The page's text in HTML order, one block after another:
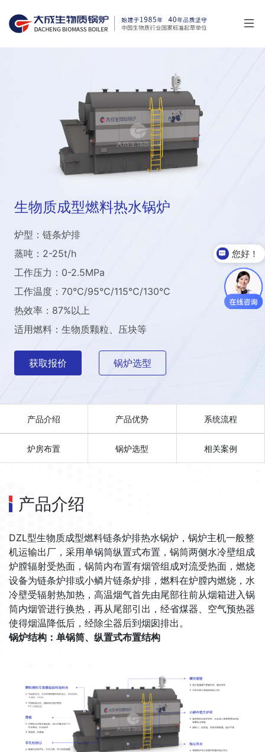
生物质成型燃料热水锅炉
炉型：链条炉排
蒸吨：2-25t/h
工作压力：0-2.5MPa
工作温度：70℃/95℃/115℃/130℃
热效率：87%以上
适用燃料：生物质颗粒、压块等
获取报价 锅炉选型
产品介绍 产品优势 系统流程
炉房布置 锅炉选型 相关案例
产品介绍
DZL型生物质成型燃料链条炉排热水锅炉，锅炉主机一般整
机运输出厂，采用单锅筒纵置式布置，锅筒两侧水冷壁组成
炉膛辐射受热面，锅筒内布置有烟管组成对流受热面，燃烧
设备为链条炉排或小鳞片链条炉排，燃料在炉膛内燃烧，水
冷壁受辐射热加热，高温烟气首先由尾部往前从烟箱进入锅
筒内烟管进行换热，再从尾部引出，经省煤器、空气预热器
使得烟温降低后，经除尘器后到烟囱排出。
锅炉结构：单锅筒、纵置式布置结构
您好！